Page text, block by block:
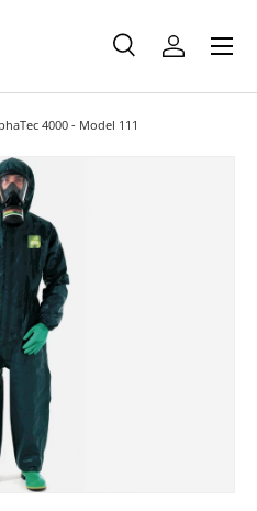
Caută
Meniu
4000 - Model 111